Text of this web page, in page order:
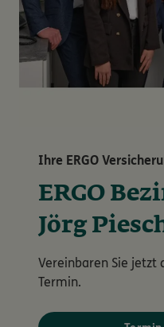
Ihre ERGO
ERGO
Jörg
Vereinbaren Sie jetzt
Termin.